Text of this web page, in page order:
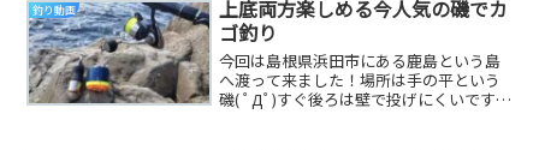
釣り動画
上底両方楽しめる今人気の磯でカ
ゴ釣り
今回は島根県浜田市にある鹿島という島
へ渡って来ました！場所は手の平という
磯( ﾟДﾟ)すぐ後ろは壁で投げにくいですが